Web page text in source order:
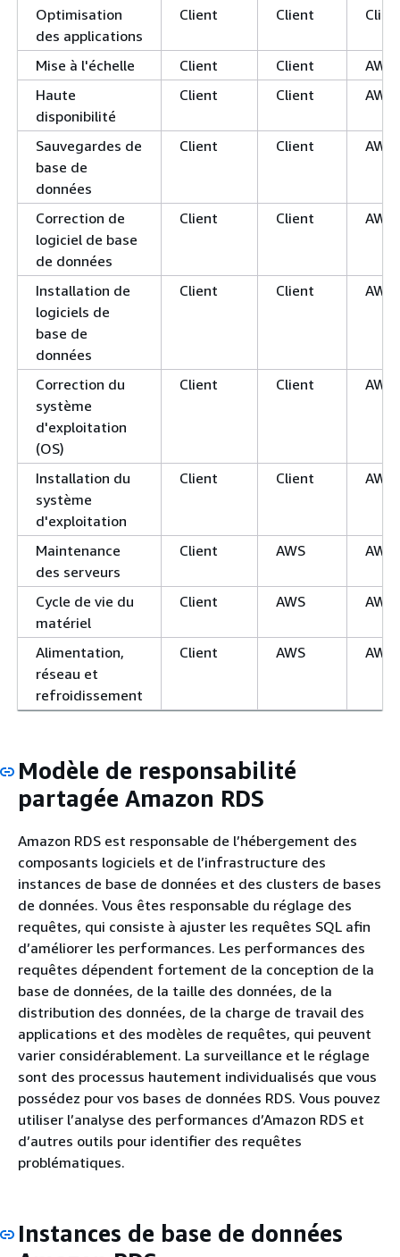
Optimisation
des applications
Client Client
Mise à l'échelle Client Client
AWS
Haute
disponibilité
Client Client AWS
Sauvegardes de
base de
données
Client Client AWS
Correction de
logiciel de base
de données
Client Client AWS
Installation de
logiciels de
base de
données
Client Client AWS
Correction du
système
d'exploitation
(OS)
Client Client AWS
Installation du
système
d'exploitation
Client Client AWS
Maintenance
des serveurs
Client AWS AWS
Cycle de vie du
matériel
Client AWS AWS
Alimentation,
réseau et
refroidissement
Client AWS AWS
Modèle de responsabilité
partagée Amazon RDS
Amazon RDS est responsable de l’hébergement des
composants logiciels et de l’infrastructure des
instances de base de données et des clusters de bases
de données. Vous êtes responsable du réglage des
requêtes, qui consiste à ajuster les requêtes SQL afin
d’améliorer les performances. Les performances des
requêtes dépendent fortement de la conception de la
base de données, de la taille des données, de la
distribution des données, de la charge de travail des
applications et des modèles de requêtes, qui peuvent
varier considérablement. La surveillance et le réglage
sont des processus hautement individualisés que vous
possédez pour vos bases de données RDS. Vous pouvez
utiliser l’analyse des performances d’Amazon RDS et
d’autres outils pour identifier des requêtes
problématiques.
Instances de base de données